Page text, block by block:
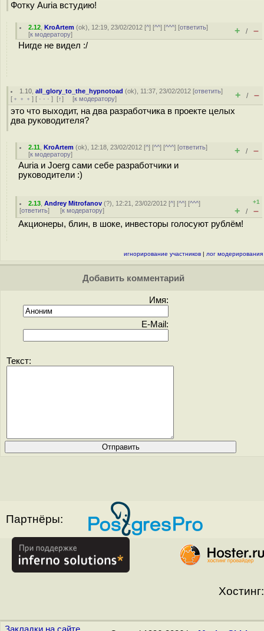
Фотку Auria встудию!
2.12 ,KroArtem (ok), 12:19, 23/02/2012 [^] [^^] [^^^] [ответить]
[к модератору] + / –
Нигде не видел :/
1.10 ,all_glory_to_the_hypnotoad (ok), 11:37, 23/02/2012 [ответить]
[ ﹢﹢﹢ ] [ · · · ] [↑] [к модератору] + / –
это что выходит, на два разработчика в проекте целых
два руководителя?
2.11 ,KroArtem (ok), 12:18, 23/02/2012 [^] [^^] [^^^] [ответить]
[к модератору] + / –
Auria и Joerg сами себе разработчики и
руководители :)
2.13 ,Andrey Mitrofanov (?), 12:21, 23/02/2012 [^] [^^] [^^^]
[ответить] [к модератору]
+1
+ / –
Акционеры, блин, в шоке, инвесторы голосуют рублём!
игнорирование участников | лог модерирования
Добавить комментарий
Имя:
E-Mail:
Текст:
Партнёры:
Хостинг: